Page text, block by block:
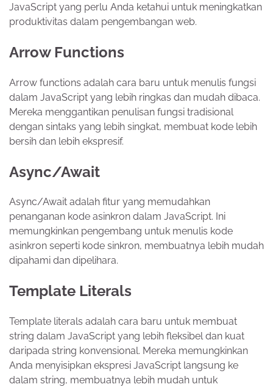
JavaScript yang perlu Anda ketahui untuk meningkatkan
produktivitas dalam pengembangan web.
Arrow Functions
Arrow functions adalah cara baru untuk menulis fungsi
dalam JavaScript yang lebih ringkas dan mudah dibaca.
Mereka menggantikan penulisan fungsi tradisional
dengan sintaks yang lebih singkat, membuat kode lebih
bersih dan lebih ekspresif.
Async/Await
Async/Await adalah fitur yang memudahkan
penanganan kode asinkron dalam JavaScript. Ini
memungkinkan pengembang untuk menulis kode
asinkron seperti kode sinkron, membuatnya lebih mudah
dipahami dan dipelihara.
Template Literals
Template literals adalah cara baru untuk membuat
string dalam JavaScript yang lebih fleksibel dan kuat
daripada string konvensional. Mereka memungkinkan
Anda menyisipkan ekspresi JavaScript langsung ke
dalam string, membuatnya lebih mudah untuk